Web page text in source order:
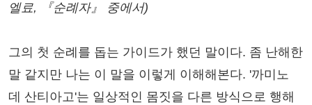
엘료, 『순례자』 중에서)
그의 첫 순례를 돕는 가이드가 했던 말이다. 좀 난해한
말 같지만 나는 이 말을 이렇게 이해해본다. '까미노
데 산티아고'는 일상적인 몸짓을 다른 방식으로 행해